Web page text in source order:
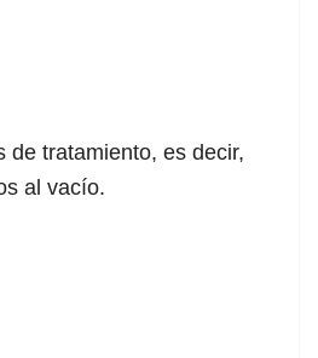
de tratamiento, es decir,
al vacío.